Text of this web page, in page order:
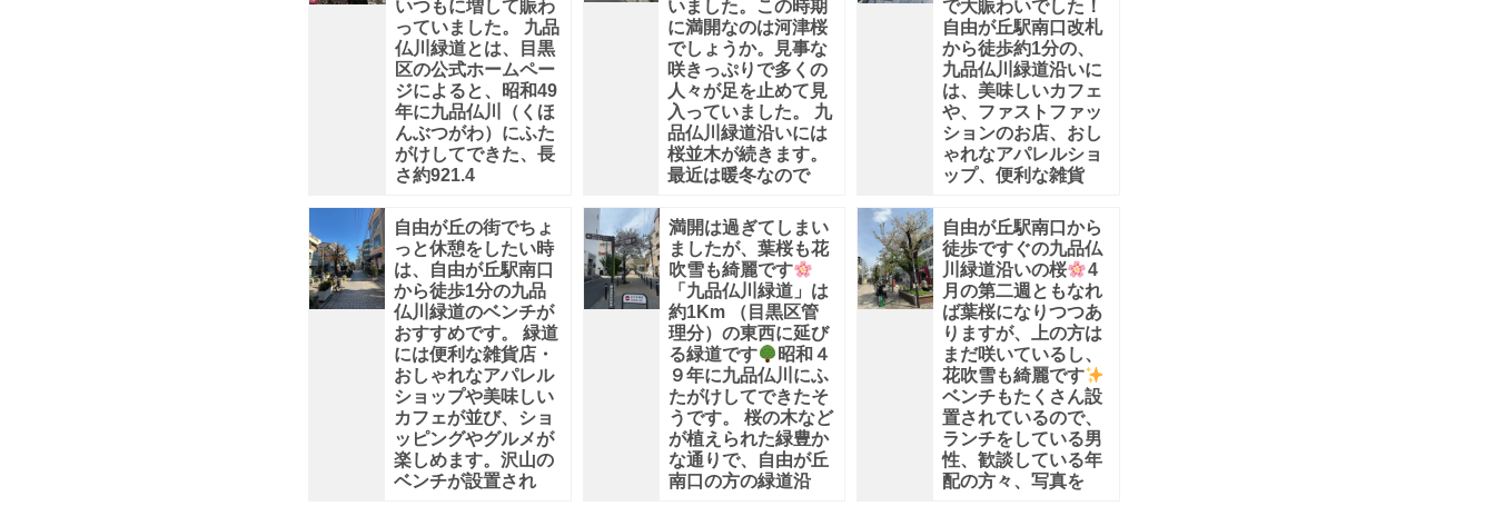
九
品
仏
道」
いつもに増して賑わ
っていました。 九品
仏川緑道とは、目黒
区の公式ホームペー
ジによると、昭和49
年に九品仏川（くほ
んぶつがわ）にふた
がけしてできた、長
さ約921.4
いました。この時期
に満開なのは河津桜
でしょうか。見事な
咲きっぷりで多くの
人々が足を止めて見
入っていました。 九
品仏川緑道沿いには
桜並木が続きます。
最近は暖冬なので
で大賑わいでした！
自由が丘駅南口改札
から徒歩約1分の、
九品仏川緑道沿いに
は、美味しいカフェ
や、ファストファッ
ションのお店、おし
ゃれなアパレルショ
ップ、便利な雑貨
自由が丘の街でちょ
っと休憩をしたい時
は、自由が丘駅南口
から徒歩1分の九品
仏川緑道のベンチが
おすすめです。 緑道
には便利な雑貨店・
おしゃれなアパレル
ショップや美味しい
カフェが並び、ショ
ッピングやグルメが
楽しめます。沢山の
ベンチが設置され
満開は過ぎてしまい
ましたが、葉桜も花
吹雪も綺麗です
「九品仏川緑道」は
約1Km （目黒区管
理分）の東西に延び
る緑道です
昭和４
９年に九品仏川にふ
たがけしてできたそ
うです。 桜の木など
が植えられた緑豊か
な通りで、自由が丘
南口の方の緑道沿
自由が丘駅南口から
徒歩ですぐの九品仏
川緑道沿いの桜
4
月の第二週ともなれ
ば葉桜になりつつあ
りますが、上の方は
まだ咲いているし、
花吹雪も綺麗です
ベンチもたくさん設
置されているので、
ランチをしている男
性、歓談している年
配の方々、写真を